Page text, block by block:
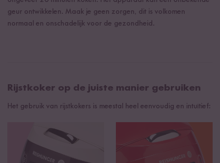
geur ontwikkelen. Maak je geen zorgen, dit is volkomen
normaal en onschadelijk voor de gezondheid.
Rijstkoker op de juiste manier gebruiken
Het gebruik van rijstkokers is meestal heel eenvoudig en intuïtief: